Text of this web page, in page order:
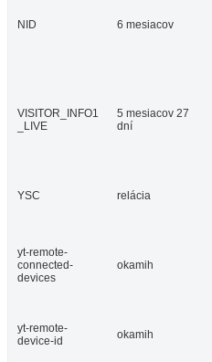
NID 6 mesiacov
VISITOR_INFO1
_LIVE
5 mesiacov 27
dní
YSC relácia
yt-remote-
connected-
devices
okamih
yt-remote-
device-id
okamih